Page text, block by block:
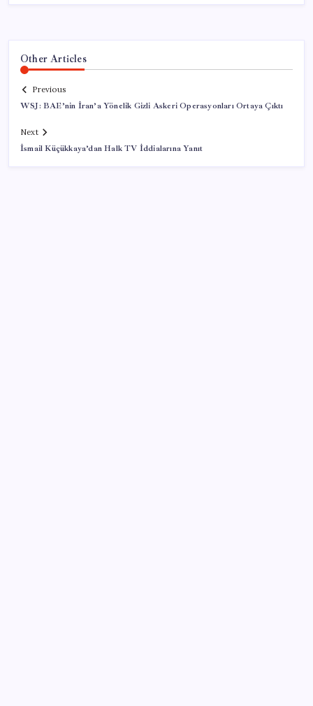
Other Articles
Previous
WSJ: BAE’nin İran’a Yönelik Gizli Askeri Operasyonları Ortaya Çıktı
Next
İsmail Küçükkaya’dan Halk TV İddialarına Yanıt